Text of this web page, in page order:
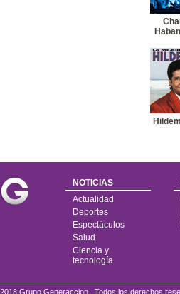
NOTICIAS
Actualidad
Deportes
Espectáculos
Salud
Ciencia y
tecnología
2018 Grupo Generaccion . Todos los derechos